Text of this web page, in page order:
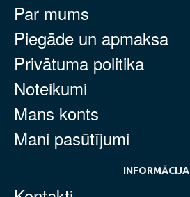
Par mums
Piegāde un apmaksa
Privātuma politika
Noteikumi
Mans konts
Mani pasūtījumi
INFORMĀCIJA